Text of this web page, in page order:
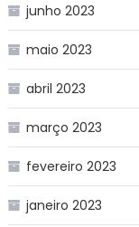
junho 2023
maio 2023
abril 2023
março 2023
fevereiro 2023
janeiro 2023